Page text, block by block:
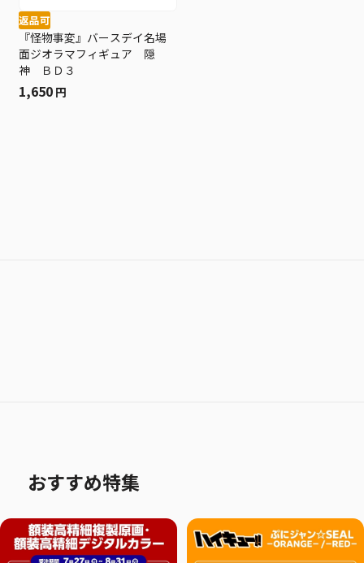
返品可
『怪物事変』バースデイ名場
面ジオラマフィギュア 隠
神 ＢＤ３
1,650 円
おすすめ特集